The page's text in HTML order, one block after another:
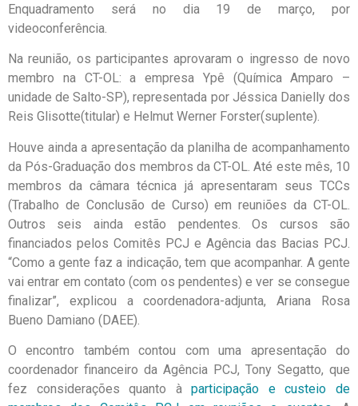
Enquadramento será no dia 19 de março, por
videoconferência.
Na reunião, os participantes aprovaram o ingresso de novo
membro na CT-OL: a empresa Ypê (Química Amparo –
unidade de Salto-SP), representada por Jéssica Danielly dos
Reis Glisotte(titular) e Helmut Werner Forster(suplente).
Houve ainda a apresentação da planilha de acompanhamento
da Pós-Graduação dos membros da CT-OL. Até este mês, 10
membros da câmara técnica já apresentaram seus TCCs
(Trabalho de Conclusão de Curso) em reuniões da CT-OL.
Outros seis ainda estão pendentes. Os cursos são
financiados pelos Comitês PCJ e Agência das Bacias PCJ.
“Como a gente faz a indicação, tem que acompanhar. A gente
vai entrar em contato (com os pendentes) e ver se consegue
finalizar”, explicou a coordenadora-adjunta, Ariana Rosa
Bueno Damiano (DAEE).
O encontro também contou com uma apresentação do
coordenador financeiro da Agência PCJ, Tony Segatto, que
fez considerações quanto àparticipação e custeio de